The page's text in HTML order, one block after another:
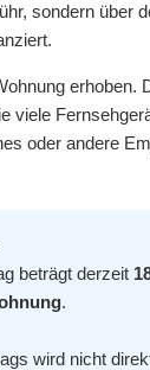
sondern über
erhoben.
viele
oder andere
beträgt derzeit
.
wird nicht